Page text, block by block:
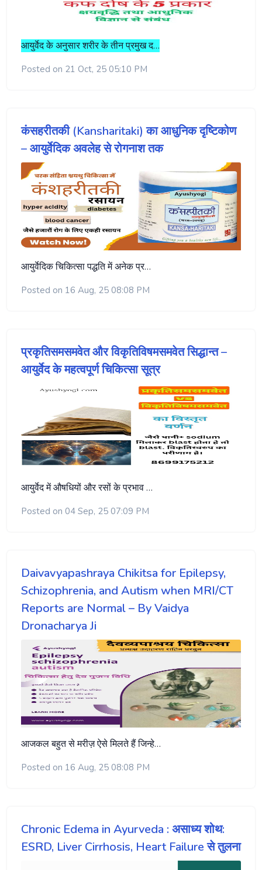
आयुर्वेद के अनुसार शरीर के तीन प्रमुख द…
Posted on 21 Oct, 25 05:10 PM
कंसहरीतकी (Kansharitaki) का आधुनिक दृष्टिकोण
– आयुर्वेदिक अवलेह से रोगनाश तक
आयुर्वेदिक चिकित्सा पद्धति में अनेक प्र…
Posted on 16 Aug, 25 08:08 PM
प्रकृतिसमसमवेत और विकृतिविषमसमवेत सिद्धान्त –
आयुर्वेद के महत्वपूर्ण चिकित्सा सूत्र
आयुर्वेद में औषधियों और रसों के प्रभाव …
Posted on 04 Sep, 25 07:09 PM
Daivavyapashraya Chikitsa for Epilepsy,
Schizophrenia, and Autism when MRI/CT
Reports are Normal – By Vaidya
Dronacharya Ji
आजकल बहुत से मरीज़ ऐसे मिलते हैं जिन्हे…
Posted on 16 Aug, 25 08:08 PM
Chronic Edema in Ayurveda : असाध्य शोथ:
ESRD, Liver Cirrhosis, Heart Failure से तुलना